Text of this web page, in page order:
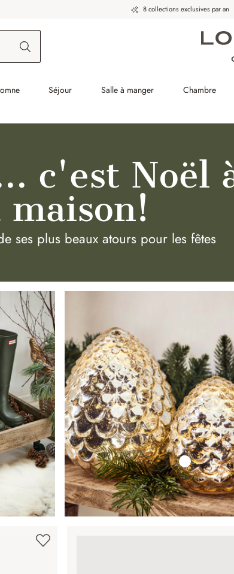
8 collections exclusives par an
Séjour Salle à manger Chambre
c'est Noël
maison!
ses plus beaux atours pour les fêtes